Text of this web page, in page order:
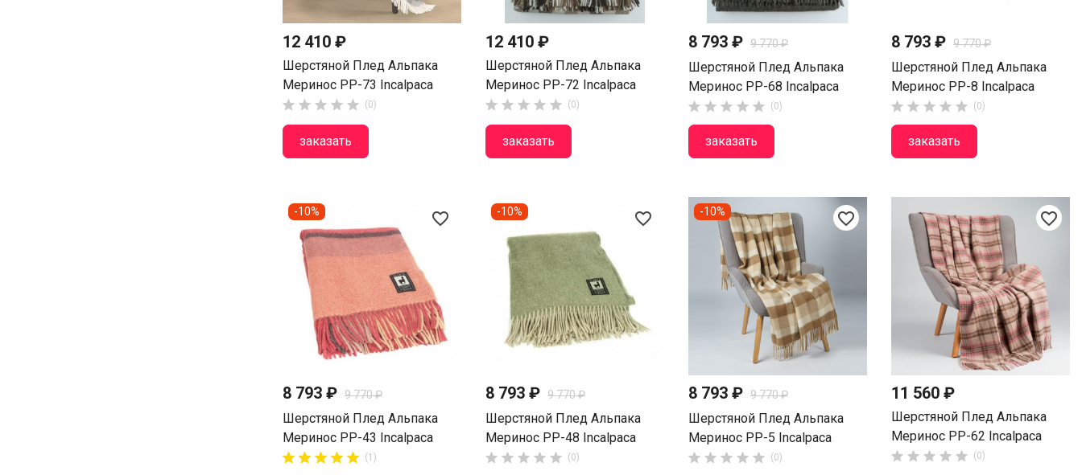
12 410 ₽
Шерстяной Плед Альпака
Меринос PP-73 Incalpaca
     (0)
заказать
12 410 ₽
Шерстяной Плед Альпака
Меринос PP-72 Incalpaca
     (0)
заказать
8 793 ₽ 9 770 ₽
Шерстяной Плед Альпака
Меринос PP-68 Incalpaca
     (0)
заказать
8 793 ₽ 9 770 ₽
Шерстяной Плед Альпака
Меринос PP-8 Incalpaca
     (0)
заказать
favorite_border
8 793 ₽ 9 770 ₽
Шерстяной Плед Альпака
Меринос PP-43 Incalpaca

 (1)
-10% favorite_border
8 793 ₽ 9 770 ₽
Шерстяной Плед Альпака
Меринос PP-48 Incalpaca
     (0)
-10% favorite_border
8 793 ₽ 9 770 ₽
Шерстяной Плед Альпака
Меринос PP-5 Incalpaca
     (0)
-10% favorite_border
11 560 ₽
Шерстяной Плед Альпака
Меринос PP-62 Incalpaca
     (0)